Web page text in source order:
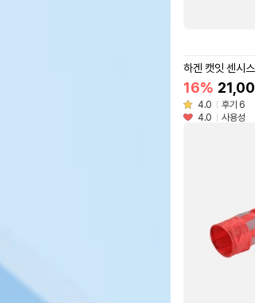
하겐 캣잇 센시
16%
4.0
후기 6
4.0
사용성